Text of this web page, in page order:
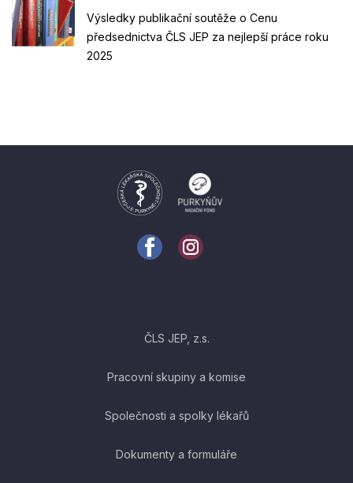
Výsledky publikační soutěže o Cenu
předsednictva ČLS JEP za nejlepší práce roku
2025
ČLS JEP, z.s.
Pracovní skupiny a komise
Společnosti a spolky lékařů
Dokumenty a formuláře